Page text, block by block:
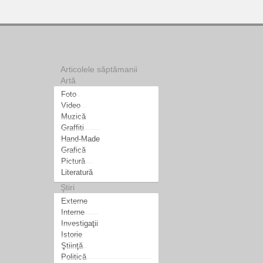
Articolele săptămanii
Artă
Foto
Video
Muzică
Graffiti
Hand-Made
Grafică
Pictură
Literatură
Ştiri
Externe
Interne
Investigaţii
Istorie
Ştiinţă
Politică